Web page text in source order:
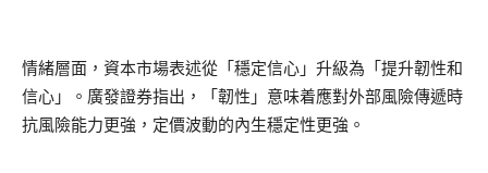
情緒層面，資本市場表述從「穩定信心」升級為「提升韌性和
信心」。廣發證券指出，「韌性」意味着應對外部風險傳遞時
抗風險能力更強，定價波動的內生穩定性更強。